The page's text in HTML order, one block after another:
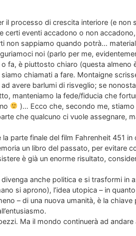
il processo di crescita interiore (e
eventi accadono o non
non sappiamo quando potrà…
noi (parlo per me,
fa, è piuttosto chiaro (questa almeno
chiamati a fare. Montaigne
avere barlumi di risveglio; se
manteniamo la fede/fiducia che
)… Ecco che, secondo me,
che qualcuno ci vuole assegnare,
parte finale del film Fahrenheit 451
un libro del passato, per evitare
è già un enorme risultato,
anche politica e si trasformi in
si aprono), l’idea utopica – in
– di una nuova umanità, è la
Ma il mondo continuerà ad andare